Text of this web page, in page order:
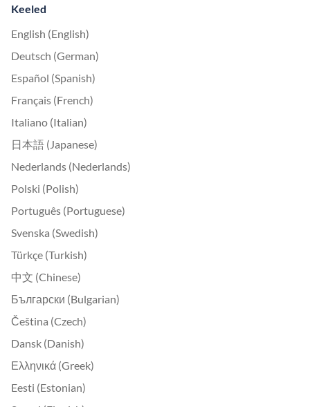
Keeled
English (English)
Deutsch (German)
Español (Spanish)
Français (French)
Italiano (Italian)
日本語 (Japanese)
Nederlands (Nederlands)
Polski (Polish)
Português (Portuguese)
Svenska (Swedish)
Türkçe (Turkish)
中文 (Chinese)
Български (Bulgarian)
Čeština (Czech)
Dansk (Danish)
Ελληνικά (Greek)
Eesti (Estonian)